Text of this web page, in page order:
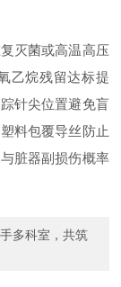
灭菌或高温高压
乙烷残留达标提
针尖位置避免盲
料包覆导丝防止
脏器副损伤概率
多科室，共筑